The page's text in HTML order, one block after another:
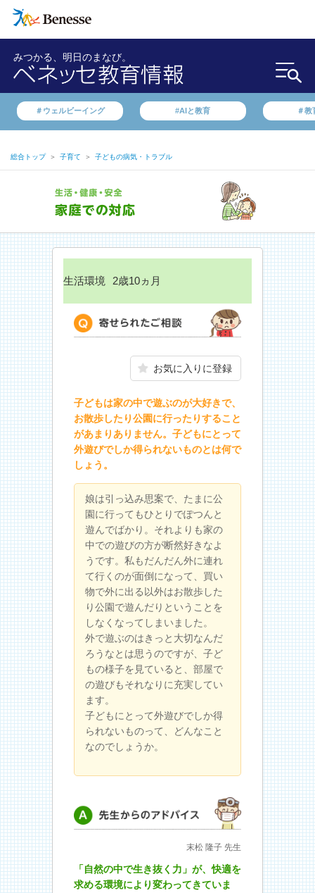
みつかる、明日のまなび。
＃ウェルビーイング #AIと教育 ＃教
総合トップ ＞ 子育て ＞ 子どもの病気・トラブル
生活環境 2歳10ヵ月
お気に入りに登録
子どもは家の中で遊ぶのが大好きで、
お散歩したり公園に行ったりすること
があまりありません。子どもにとって
外遊びでしか得られないものとは何で
しょう。
娘は引っ込み思案で、たまに公
園に行ってもひとりでぽつんと
遊んでばかり。それよりも家の
中での遊びの方が断然好きなよ
うです。私もだんだん外に連れ
て行くのが面倒になって、買い
物で外に出る以外はお散歩した
り公園で遊んだりということを
しなくなってしまいました。
外で遊ぶのはきっと大切なんだ
ろうなとは思うのですが、子ど
もの様子を見ていると、部屋で
の遊びもそれなりに充実してい
ます。
子どもにとって外遊びでしか得
られないものって、どんなこと
なのでしょうか。
先生からのアドバイス末松 隆子 先生
「自然の中で生き抜く力」が、快適を
求める環境により変わってきていま